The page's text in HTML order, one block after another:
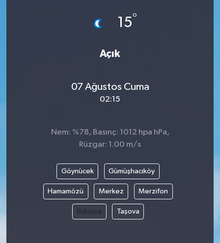
15°
Açık
07 Ağustos Cuma
02:15
Nem: %78, Basınç: 1012 hpa hPa,
Rüzgar: 1.00 m/s
Göynücek Gümüşhacıköy
Hamamözü Merkez Merzifon
Suluova Taşova